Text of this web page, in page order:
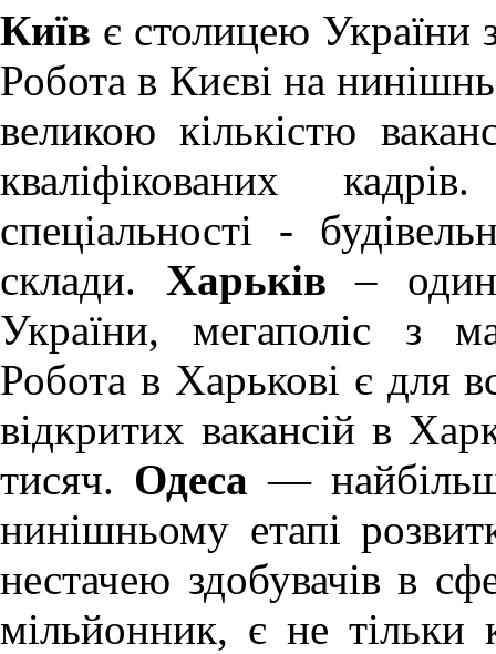
Київ є столицею України
Робота в Києві на
великою кількістю
кваліфікованих
спеціальності -
склади. Харьків –
України, мегаполіс з
Робота в Харькові є для
відкритих вакансій в
тисяч. Одеса —
нинішньому етапі
нестачею здобувачів в
мільйонник, є не тільки